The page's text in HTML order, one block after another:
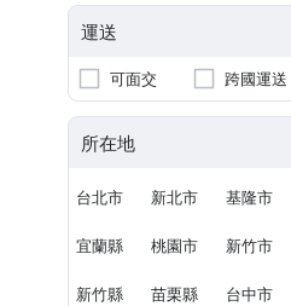
運送
可面交 跨國運送
所在地
台北市 新北市 基隆市
宜蘭縣 桃園市 新竹市
新竹縣 苗栗縣 台中市